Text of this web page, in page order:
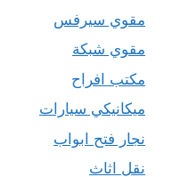
مقوي سيرفس
مقوي شبكة
مكتب افراح
ميكانيكي سيارات
نجار فتح ابواب
نقل اثاث